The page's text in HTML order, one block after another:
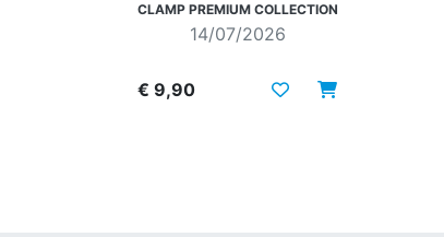
CLAMP PREMIUM COLLECTION
14/07/2026
€ 9,90